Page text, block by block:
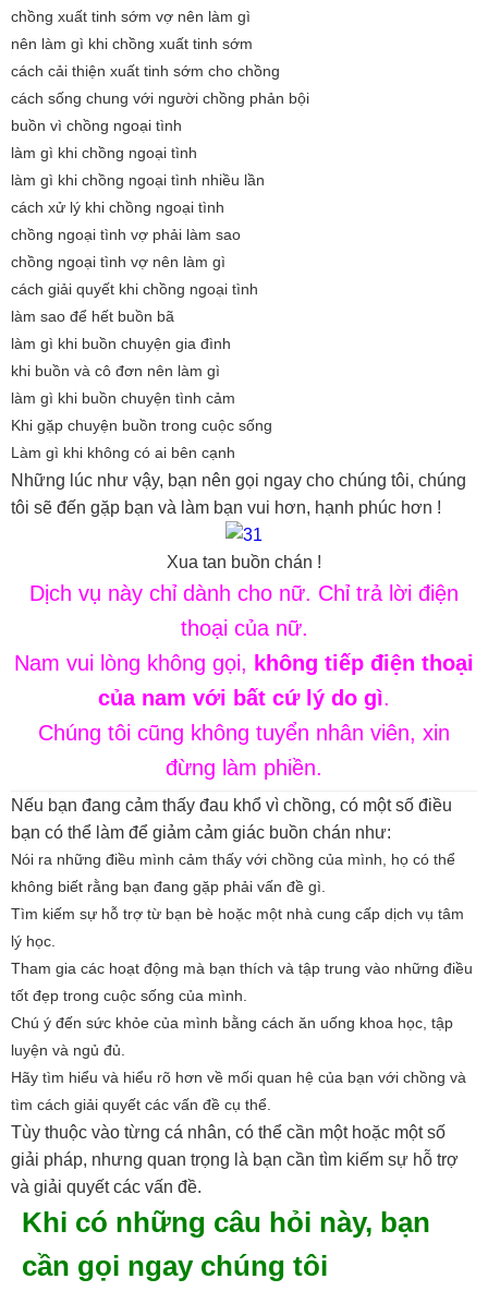
chồng xuất tinh sớm vợ nên làm gì
nên làm gì khi chồng xuất tinh sớm
cách cải thiện xuất tinh sớm cho chồng
cách sống chung với người chồng phản bội
buồn vì chồng ngoại tình
làm gì khi chồng ngoại tình
làm gì khi chồng ngoại tình nhiều lần
cách xử lý khi chồng ngoại tình
chồng ngoại tình vợ phải làm sao
chồng ngoại tình vợ nên làm gì
cách giải quyết khi chồng ngoại tình
làm sao để hết buồn bã
làm gì khi buồn chuyện gia đình
khi buồn và cô đơn nên làm gì
làm gì khi buồn chuyện tình cảm
Khi gặp chuyện buồn trong cuộc sống
Làm gì khi không có ai bên cạnh
Những lúc như vậy, bạn nên gọi ngay cho chúng tôi, chúng
tôi sẽ đến gặp bạn và làm bạn vui hơn, hạnh phúc hơn !
Xua tan buồn chán !
Dịch vụ này chỉ dành cho nữ. Chỉ trả lời điện
thoại của nữ.
Nam vui lòng không gọi, không tiếp điện thoại
của nam với bất cứ lý do gì.
Chúng tôi cũng không tuyển nhân viên, xin
đừng làm phiền.
Nếu bạn đang cảm thấy đau khổ vì chồng, có một số điều
bạn có thể làm để giảm cảm giác buồn chán như:
Nói ra những điều mình cảm thấy với chồng của mình, họ có thể
không biết rằng bạn đang gặp phải vấn đề gì.
Tìm kiếm sự hỗ trợ từ bạn bè hoặc một nhà cung cấp dịch vụ tâm
lý học.
Tham gia các hoạt động mà bạn thích và tập trung vào những điều
tốt đẹp trong cuộc sống của mình.
Chú ý đến sức khỏe của mình bằng cách ăn uống khoa học, tập
luyện và ngủ đủ.
Hãy tìm hiểu và hiểu rõ hơn về mối quan hệ của bạn với chồng và
tìm cách giải quyết các vấn đề cụ thể.
Tùy thuộc vào từng cá nhân, có thể cần một hoặc một số
giải pháp, nhưng quan trọng là bạn cần tìm kiếm sự hỗ trợ
và giải quyết các vấn đề.
Khi có những câu hỏi này, bạn
cần gọi ngay chúng tôi